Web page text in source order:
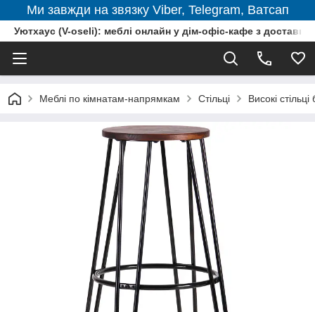
Ми завжди на звязку Viber, Telegram, Ватсап
Уютхаус (V-oseli): меблі онлайн у дім-офіс-кафе з
Меблі по кімнатам-напрямкам Стільці Високі стільці